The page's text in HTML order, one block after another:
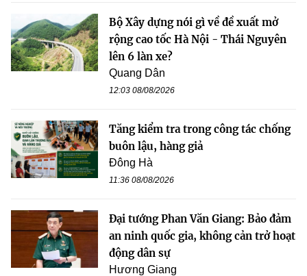
Bộ Xây dựng nói gì về đề xuất mở
rộng cao tốc Hà Nội - Thái Nguyên
lên 6 làn xe?
Quang Dân
12:03 08/08/2026
Tăng kiểm tra trong công tác chống
buôn lậu, hàng giả
Đông Hà
11:36 08/08/2026
Đại tướng Phan Văn Giang: Bảo đảm
an ninh quốc gia, không cản trở hoạt
động dân sự
Hương Giang